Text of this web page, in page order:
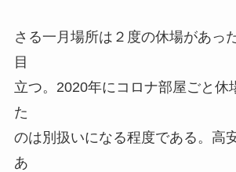
さる一月場所は２度の休場があっ
目
立つ。2020年にコロナ部屋ごと休
た
のは別扱いになる程度である。高
あ